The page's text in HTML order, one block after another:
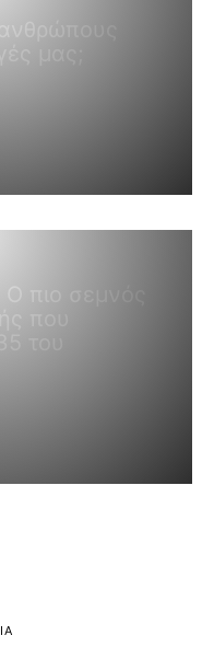
μας;
πιο σεμνός
που